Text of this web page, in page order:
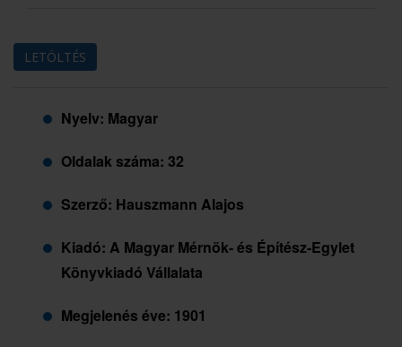
LETÖLTÉS
Nyelv: Magyar
Oldalak száma: 32
Szerző: Hauszmann Alajos
Kiadó: A Magyar Mérnök- és Építész-Egylet
Könyvkiadó Vállalata
Megjelenés éve: 1901